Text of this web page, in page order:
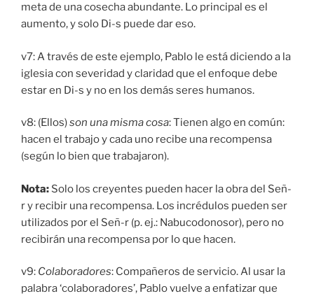
meta de una cosecha abundante. Lo principal es el
aumento, y solo Di-s puede dar eso.
v7: A través de este ejemplo, Pablo le está diciendo a la
iglesia con severidad y claridad que el enfoque debe
estar en Di-s y no en los demás seres humanos.
v8: (Ellos)son una misma cosa: Tienen algo en común:
hacen el trabajo y cada uno recibe una recompensa
(según lo bien que trabajaron).
Nota: Solo los creyentes pueden hacer la obra del Señ-
r y recibir una recompensa. Los incrédulos pueden ser
utilizados por el Señ-r (p. ej.: Nabucodonosor), pero no
recibirán una recompensa por lo que hacen.
v9: Colaboradores: Compañeros de servicio. Al usar la
palabra ‘colaboradores’, Pablo vuelve a enfatizar que